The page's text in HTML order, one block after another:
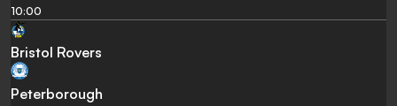
10:00
Bristol Rovers
Peterborough